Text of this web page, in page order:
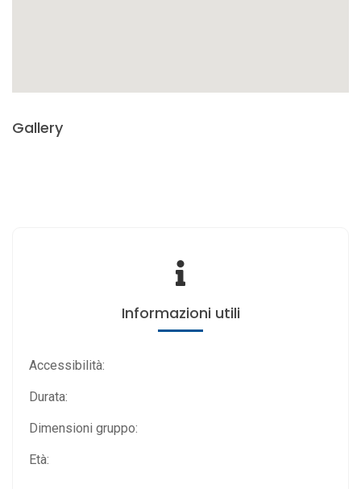
Gallery
Informazioni utili
Accessibilità:
Durata:
Dimensioni gruppo:
Età: